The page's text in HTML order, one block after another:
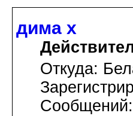
дима х
Откуда: